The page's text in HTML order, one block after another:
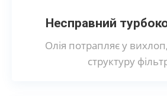
Несправний
Олія потрапляє у
структуру